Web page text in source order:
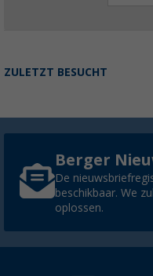
ZULETZT BESUCHT
Berger
De
beschikbaar. We
oplossen.